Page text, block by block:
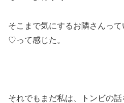
そこまで気にするお隣さんっ
♡って感じた。
それでもまだ私は、トンビの